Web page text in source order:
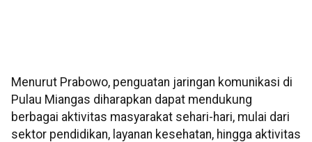
Menurut Prabowo, penguatan jaringan komunikasi di
Pulau Miangas diharapkan dapat mendukung
berbagai aktivitas masyarakat sehari-hari, mulai dari
sektor pendidikan, layanan kesehatan, hingga aktivitas